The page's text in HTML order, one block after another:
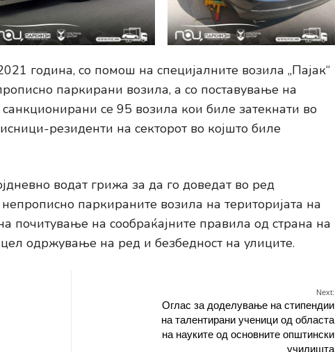
година, со помош на специјалните возила „Пајак“
паркирани возила, а со поставување на
се 95 возила кои биле затекнати во
резиденти на секторот во којшто биле
водат грижа за да го доведат во ред
паркираните возила на територијата на
почитување на сообраќајните правила од страна на
цел одржување на ред и безбедност на улиците.
Next:
Оглас за доделување на стипендии
на талентирани ученици од областа
на науките од основните општински
училишта